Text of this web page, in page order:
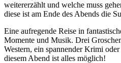
weitererzählt und welche muss
diese ist am Ende des Abends die
Eine aufregende Reise in
Momente und Musik. Drei
Western, ein spannender Krimi
diesem Abend ist alles möglich!